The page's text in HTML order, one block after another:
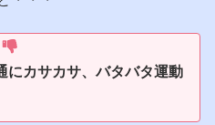
にカサカサ、バタバタ運動